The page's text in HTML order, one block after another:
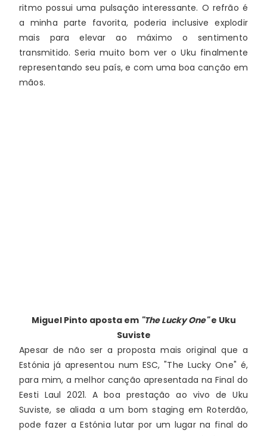
ritmo possui uma pulsação interessante. O refrão é
a minha parte favorita, poderia inclusive explodir
mais para elevar ao máximo o sentimento
transmitido. Seria muito bom ver o Uku finalmente
representando seu país, e com uma boa canção em
mãos.
Miguel Pinto aposta em "The Lucky One"e Uku
Suviste
Apesar de não ser a proposta mais original que a
Estónia já apresentou num ESC, "The Lucky One" é,
para mim, a melhor canção apresentada na Final do
Eesti Laul 2021. A boa prestação ao vivo de Uku
Suviste, se aliada a um bom staging em Roterdão,
pode fazer a Estónia lutar por um lugar na final do